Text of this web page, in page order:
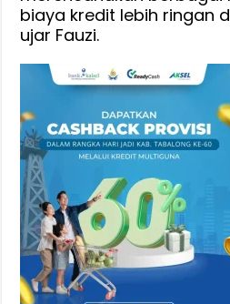
biaya kredit lebih ringan
ujar Fauzi.